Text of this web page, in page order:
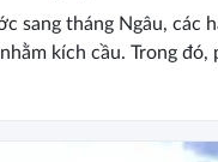
sang tháng Ngâu, các
kích cầu. Trong đó,